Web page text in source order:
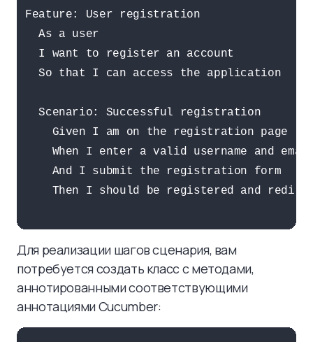
Feature: User registration
  As a user
  I want to register an account
  So that I can access the application
  Scenario: Successful registration
    Given I am on the registration page
When I enter a valid username and
    And I submit the registration form
Then I should be registered and
Для реализации шагов сценария, вам
потребуется создать класс с методами,
аннотированными соответствующими
аннотациями Cucumber: